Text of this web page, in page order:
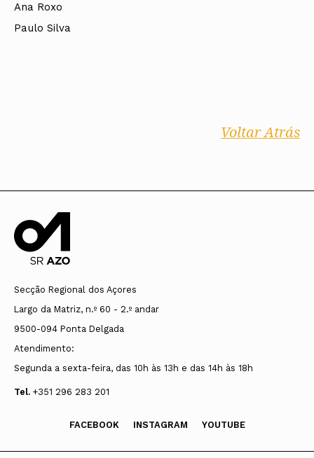
Ana Roxo
Paulo Silva
Voltar Atrás
Secção Regional dos Açores
Largo da Matriz, n.º 60 - 2.º andar
9500-094 Ponta Delgada
Atendimento:
Segunda a sexta-feira, das 10h às 13h e das 14h às 18h
Tel. +351 296 283 201
FACEBOOK INSTAGRAM YOUTUBE